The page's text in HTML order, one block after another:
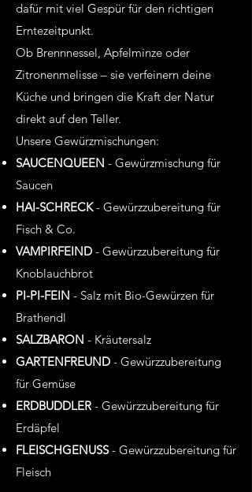
dafür mit viel Gespür für den richtigen
Erntezeitpunkt.
Ob Brennnessel, Apfelminze oder
Zitronenmelisse – sie verfeinern deine
Küche und bringen die Kraft der Natur
direkt auf den Teller.
Unsere Gewürzmischungen:
SAUCENQUEEN - Gewürzmischung für
Saucen
HAI-SCHRECK- Gewürzzubereitung für
Fisch & Co.
VAMPIRFEIND - Gewürzzubereitung für
Knoblauchbrot
PI-PI-FEIN - Salz mit Bio-Gewürzen für
Brathendl
SALZBARON - Kräutersalz
GARTENFREUND - Gewürzzubereitung
für Gemüse
ERDBUDDLER - Gewürzzubereitung für
Erdäpfel
FLEISCHGENUSS- Gewürzzubereitung für
Fleisch